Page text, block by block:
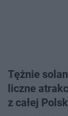
Tężnie
liczne
z całej